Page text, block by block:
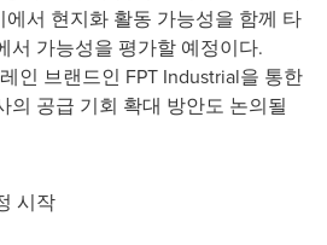
서 현지화 활동 가능성을 함께 타
서 가능성을 평가할 예정이다.
인 브랜드인 FPT Industrial을 통한
의 공급 기회 확대 방안도 논의될
시작